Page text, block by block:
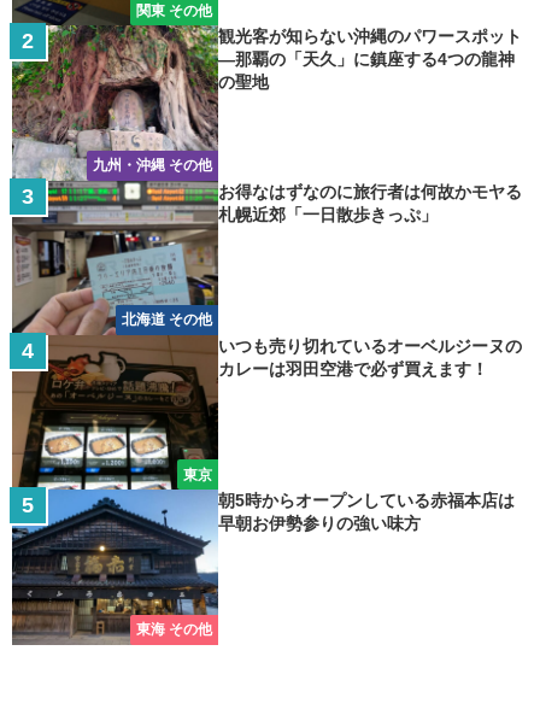
関東 その他
九州・沖縄 その他
観光客が知らない沖縄のパワースポット
―那覇の「天久」に鎮座する4つの龍神
の聖地
北海道 その他
お得なはずなのに旅行者は何故かモヤる
札幌近郊「一日散歩きっぷ」
東京
いつも売り切れているオーベルジーヌの
カレーは羽田空港で必ず買えます！
東海 その他
朝5時からオープンしている赤福本店は
早朝お伊勢参りの強い味方